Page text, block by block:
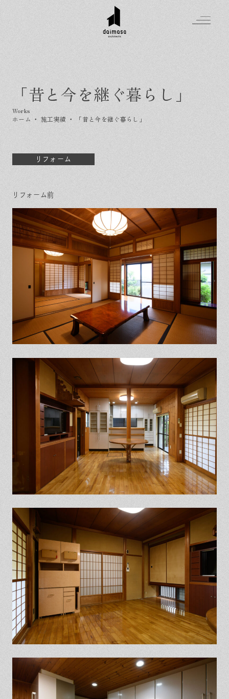
「昔と今を継ぐ暮らし」
ホーム ・ 施工実績 ・ 「昔と今を継ぐ暮らし」
リフォーム
リフォーム前
Greeting
はじめましての方へ
Made in DAIMASA
オーダーメイドの住まい
住まいの特性
家づくりの流れ
保証とサポート
ヒノキプロジェクト
施工実績
イベントを探す
気軽に相談会
よくある質問
お客様の声
木材辞典
Topics
イベント
会社概要
スタッフ紹介
採用情報
Contact
資料請求
お問い合わせ
In
st
ra
Fa
ce
ok
LI
N
Event Contact